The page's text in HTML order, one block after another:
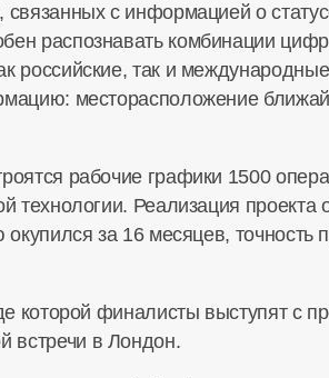
связанных с информацией о
распознавать комбинации
российские, так и
месторасположение
рабочие графики 1500
технологии. Реализация проекта
за 16 месяцев, точность
которой финалисты выступят с
встречи в Лондон.